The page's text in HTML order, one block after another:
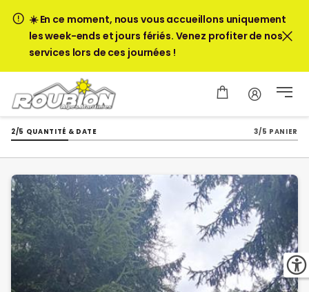
☀️ En ce moment, nous vous accueillons uniquement
les week-ends et jours fériés. Venez profiter de nos
services lors de ces journées !
2/5 QUANTITÉ & DATE 3/5 PANIER